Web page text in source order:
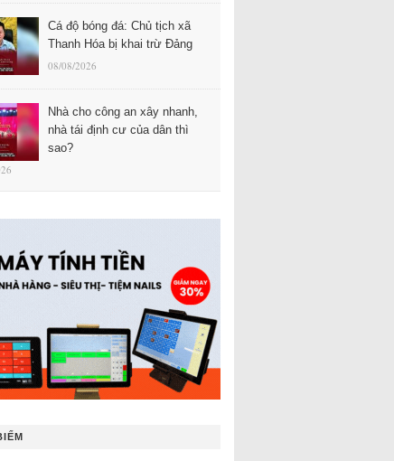
Cá độ bóng đá: Chủ tịch xã
Thanh Hóa bị khai trừ Đảng
08/08/2026
Nhà cho công an xây nhanh,
nhà tái định cư của dân thì
sao?